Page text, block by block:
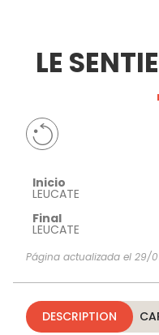
IMPRESCINDIBLES
LE
Inicio
LEUCATE
Final
LEUCATE
Página actualizada el 29/
DESCRIPTION